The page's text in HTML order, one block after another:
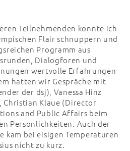
Teilnehmenden konnte ich
Flair schnuppern und
Programm aus
Dialogforen und
wertvolle Erfahrungen
hatten wir Gespräche mit
der dsj), Vanessa Hinz
Klaue (Director
and Public Affairs beim
Persönlichkeiten. Auch der
kam bei eisigen Temperaturen
nicht zu kurz.